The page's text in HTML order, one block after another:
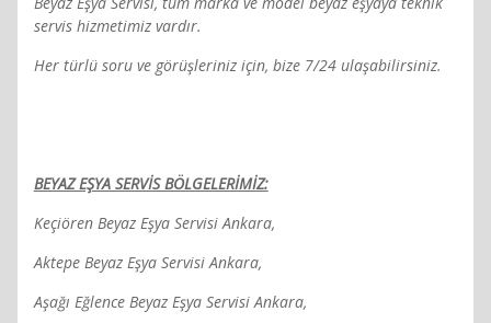
servis hizmetimiz vardır.
Her türlü soru ve görüşleriniz için, bize 7/24 ulaşabilirsiniz.
BEYAZ EŞYA SERVİS BÖLGELERİMİZ:
Keçiören Beyaz Eşya Servisi Ankara,
Aktepe Beyaz Eşya Servisi Ankara,
Aşağı Eğlence Beyaz Eşya Servisi Ankara,